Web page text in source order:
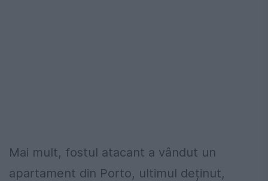
Mai mult, fostul atacant a vândut un
apartament din Porto, ultimul deținut,